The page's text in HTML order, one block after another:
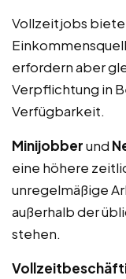
Vollzeitjobs
erfordern aber
Verpflichtung in
Verfügbarkeit.
Minijobberund
eine höhere
unregelmäßige
außerhalb der
stehen.